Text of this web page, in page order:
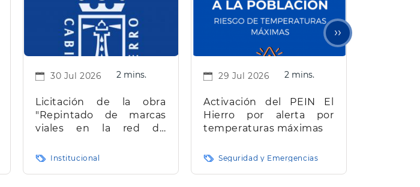
30 Jul 2026 2 mins.
Licitación de la obra
"Repintado de marcas
viales en la red de
Hierro"
Institucional
29 Jul 2026 2 mins.
Activación del PEIN El
Hierro por alerta por
temperaturas máximas
Seguridad y Emergencias
Siguiente
página
››